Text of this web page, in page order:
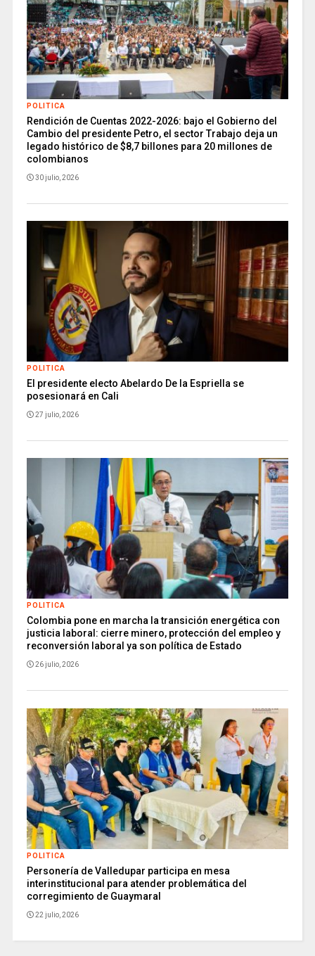
POLITICA
Rendición de Cuentas 2022-2026: bajo el Gobierno del
Cambio del presidente Petro, el sector Trabajo deja un
legado histórico de $8,7 billones para 20 millones de
colombianos
30 julio, 2026
POLITICA
El presidente electo Abelardo De la Espriella se
posesionará en Cali
27 julio, 2026
POLITICA
Colombia pone en marcha la transición energética con
justicia laboral: cierre minero, protección del empleo y
reconversión laboral ya son política de Estado
26 julio, 2026
POLITICA
Personería de Valledupar participa en mesa
interinstitucional para atender problemática del
corregimiento de Guaymaral
22 julio, 2026